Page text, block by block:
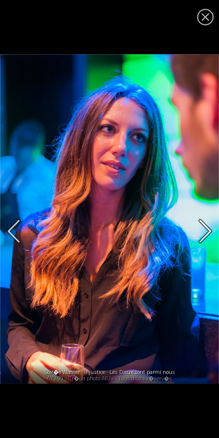
Soir�e Warner : Injustice - Les Dieux sont parmi nous
67 / 99 - Cr�dit photo AFJV - Tous droits r�serv�s